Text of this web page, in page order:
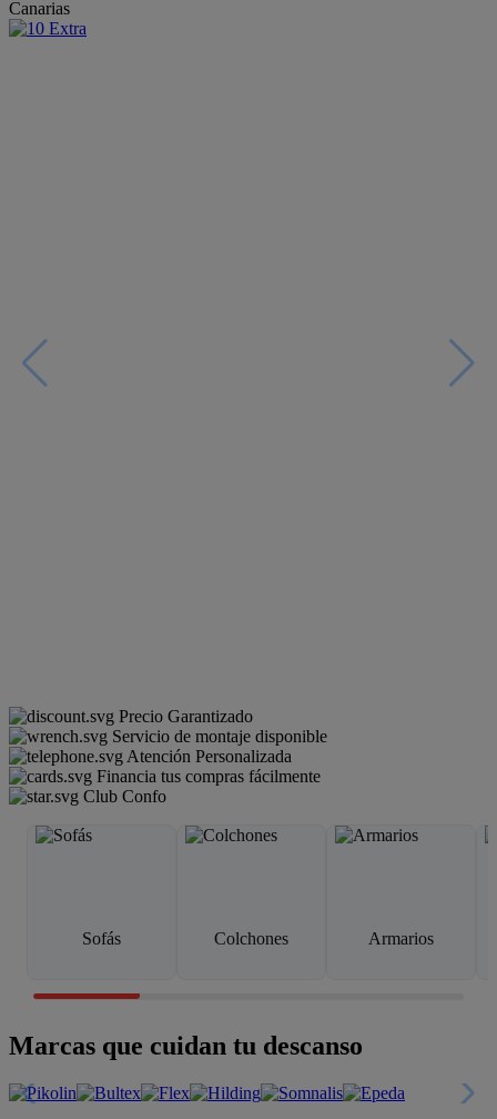
Canarias
Precio Garantizado
Servicio de montaje disponible
Atención Personalizada
Financia tus compras fácilmente
Club Confo
Sofás Colchones Armarios
Marcas que cuidan tu descanso